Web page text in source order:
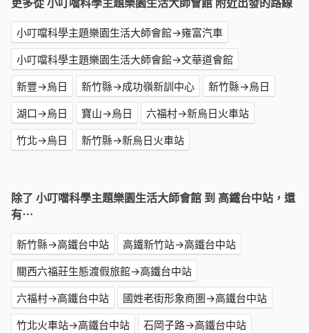
小叮噹科學主題樂園生活大師會館→雍富汽車
小叮噹科學主題樂園生活大師會館→文華道會館
新豐→烏日
新竹縣→成功嶺新訓中心
新竹縣→烏日
湖口→烏日
寶山→烏日
六福村→新烏日火車站
竹北→烏日
新竹縣→新烏日火車站
除了 小叮噹科學主題樂園生活大師會館 到 高鐵台中站，還
有⋯
新竹縣→高鐵台中站
高鐵新竹站→高鐵台中站
關西六福莊生態渡假旅館→高鐵台中站
六福村→高鐵台中站
國姓老街形象商圏→高鐵台中站
竹北火車站→高鐵台中站
石岡子路→高鐵台中站